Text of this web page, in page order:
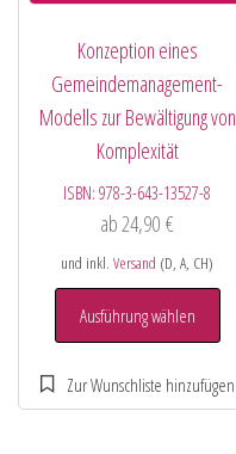
Konzeption eines
Gemeindemanagement-
Modells zur Bewältigung von
Komplexität
ISBN:978-3-643-13527-8
ab24,90€
und inkl.Versand (D, A, CH)
Ausführung wählen